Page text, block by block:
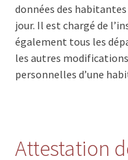
données des
jour. Il est chargé de
également tous les
les autres
personnelles d’une
Attestation